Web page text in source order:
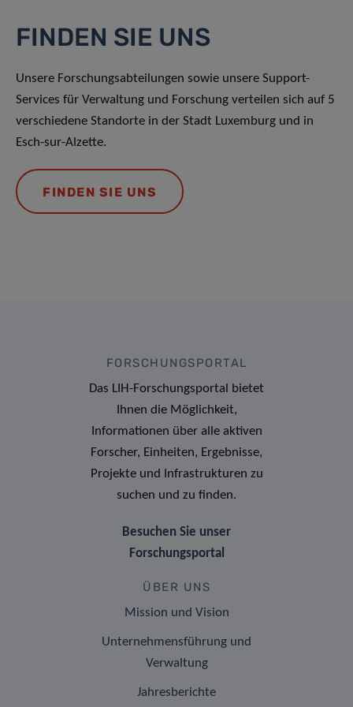
FINDEN SIE UNS
Unsere Forschungsabteilungen sowie unsere Support-
Services für Verwaltung und Forschung verteilen sich auf 5
verschiedene Standorte in der Stadt Luxemburg und in
Esch-sur-Alzette.
FINDEN SIE UNS
FORSCHUNGSPORTAL
Das LIH-Forschungsportal bietet
Ihnen die Möglichkeit,
Informationen über alle aktiven
Forscher, Einheiten, Ergebnisse,
Projekte und Infrastrukturen zu
suchen und zu finden.
Besuchen Sie unser
Forschungsportal
ÜBER UNS
Mission und Vision
Unternehmensführung und
Verwaltung
Jahresberichte